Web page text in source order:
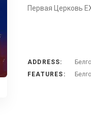
Первая Церковь
ADDRESS:
FEATURES: